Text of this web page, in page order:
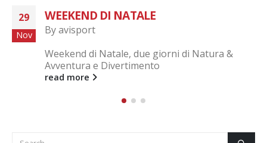
Nov
WEEKEND DI NATALE
Byavisport
Weekend di Natale, due giorni di Natura &
Avventura e Divertimento
read more